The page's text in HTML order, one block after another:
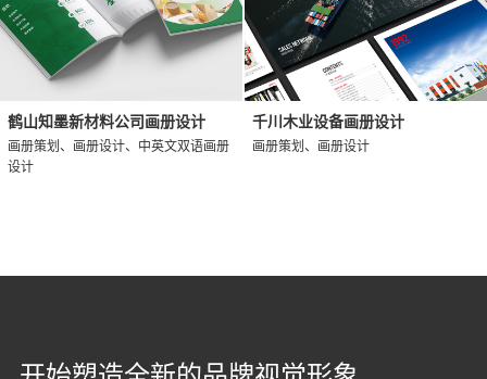
鹤山知墨新材料公司画册设计
画册策划、画册设计、中英文双语画册
设计
千川木业设备画册设计
画册策划、画册设计